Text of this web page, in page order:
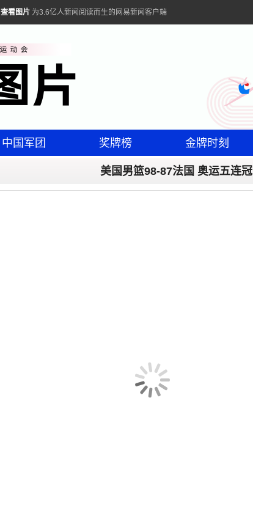
查看图片 为3.6亿人新闻阅读而生的网易新闻客户端
中国军团 奖牌榜 金牌时刻
美国男篮98-87法国 奥运五连冠